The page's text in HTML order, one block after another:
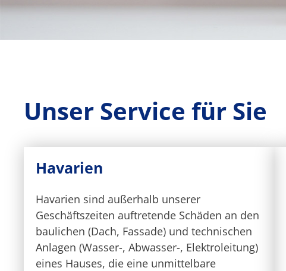
Unser Service für Sie
Havarien
Havarien sind außerhalb unserer
Geschäftszeiten auftretende Schäden an den
baulichen (Dach, Fassade) und technischen
Anlagen (Wasser-, Abwasser-, Elektroleitung)
eines Hauses, die eine unmittelbare